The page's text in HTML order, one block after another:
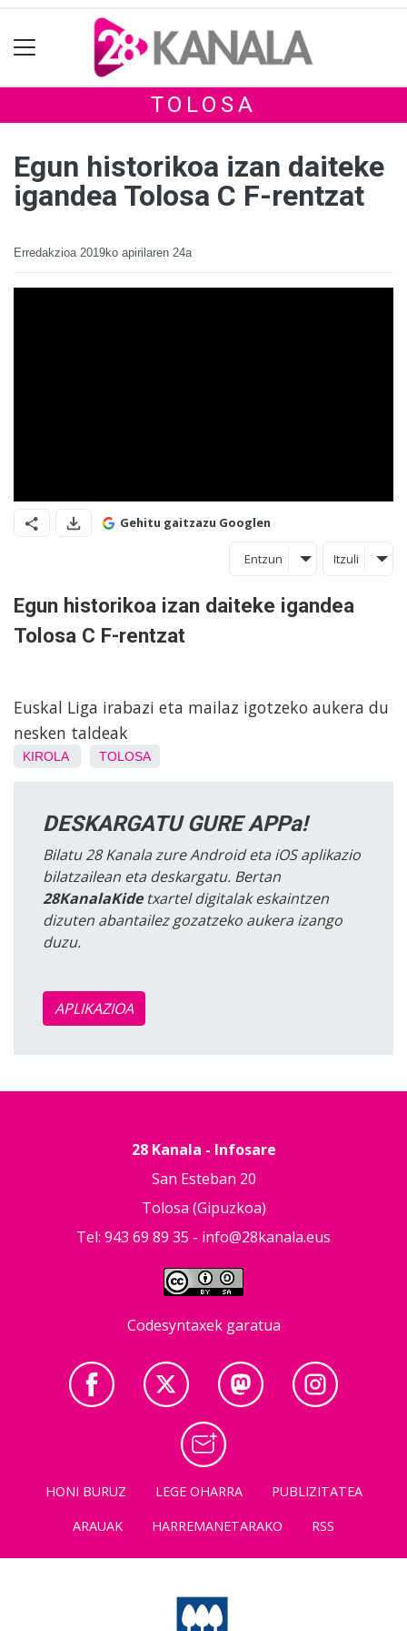
TOLOSA
Egun historikoa izan daiteke
igandea Tolosa C F-rentzat
Erredakzioa 2019ko apirilaren 24a
Gehitu gaitzazu Googlen
Entzun Itzuli
Egun historikoa izan daiteke igandea
Tolosa C F-rentzat
Euskal Liga irabazi eta mailaz igotzeko aukera du
nesken taldeak
KIROLA TOLOSA
DESKARGATU GURE APPa!
Bilatu 28 Kanala zure Android eta iOS aplikazio
bilatzailean eta deskargatu. Bertan
28KanalaKidetxartel digitalak eskaintzen
dizuten abantailez gozatzeko aukera izango
duzu.
APLIKAZIOA
28 Kanala - Infosare
San Esteban 20
Tolosa (Gipuzkoa)
Tel: 943 69 89 35 - info@28kanala.eus
Codesyntaxek garatua
HONI BURUZ LEGE OHARRA
PUBLIZITATEA
ARAUAK
HARREMANETARAKO RSS